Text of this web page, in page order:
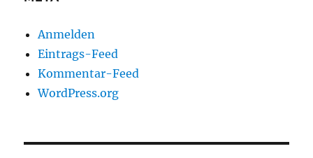
Anmelden
Eintrags-Feed
Kommentar-Feed
WordPress.org